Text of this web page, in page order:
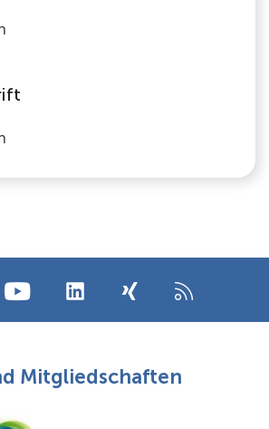
Mitgliedschaften